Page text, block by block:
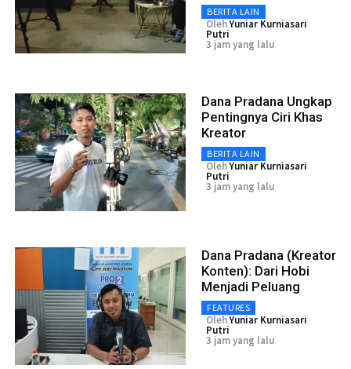
BERITA LAIN
OlehYuniar Kurniasari
Putri
3 jam yang lalu
Dana Pradana Ungkap
Pentingnya Ciri Khas
Kreator
BERITA LAIN
OlehYuniar Kurniasari
Putri
3 jam yang lalu
Dana Pradana (Kreator
Konten): Dari Hobi
Menjadi Peluang
FEATURES
OlehYuniar Kurniasari
Putri
3 jam yang lalu